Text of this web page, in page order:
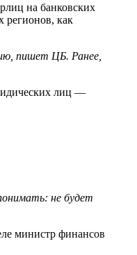
на банковских
регионов, как
пишет ЦБ. Ранее,
лиц —
не будет
министр финансов